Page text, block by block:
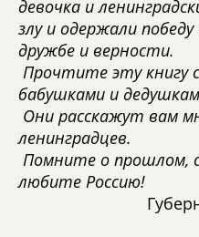
девочка и
злу и одержали
дружбе и верности.
Прочтите эту книгу
бабушками и
Они расскажут вам
ленинградцев.
Помните о прошлом,
любите Россию!